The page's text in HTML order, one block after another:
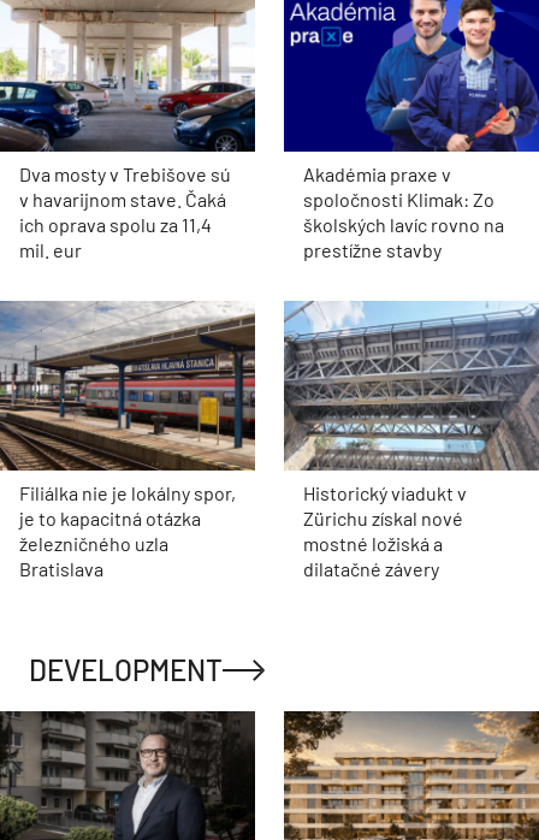
Dva mosty v Trebišove sú
v havarijnom stave. Čaká
ich oprava spolu za 11,4
mil. eur
Akadémia praxe v
spoločnosti Klimak: Zo
školských lavíc rovno na
prestížne stavby
Filiálka nie je lokálny spor,
je to kapacitná otázka
železničného uzla
Bratislava
Historický viadukt v
Zürichu získal nové
mostné ložiská a
dilatačné závery
DEVELOPMENT